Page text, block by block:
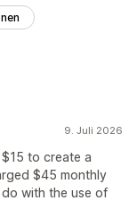
9. Juli 2026
to create a
$45 monthly
with the use of